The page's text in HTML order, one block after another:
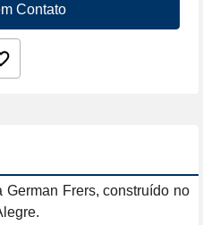
Contato
Frers, construído no